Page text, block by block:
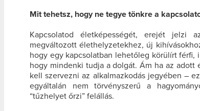
Mit tehetsz, hogy ne tegye tönkre a
Kapcsolatod életképességét, erejét jelzi
megváltozott élethelyzetekhez, új
hogy egy kapcsolatban lehetőleg körülírt férfi,
hogy mindenki tudja a dolgát. Ám ha az adott
kell szervezni az alkalmazkodás jegyében –
egyáltalán nem törvényszerű a
“tűzhelyet őrzi” felállás.